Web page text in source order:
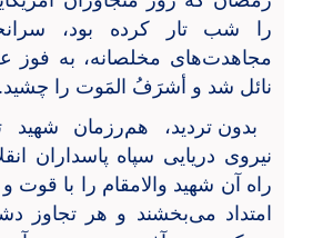
را شب تار کرده بود،
مجاهدت‌های مخلصانه، به فوز
نائل شد و أشرَفُ المَوت را چشید.
بدون تردید، هم‌رزمان شهید
نیروی دریایی سپاه پاسداران
راه آن شهید والامقام را با قوت
امتداد می‌بخشند و هر تجاوز